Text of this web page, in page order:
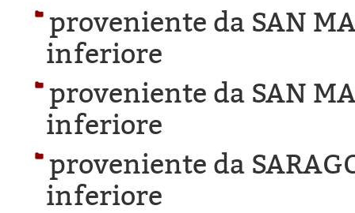
proveniente da SAN
inferiore
proveniente da SAN
inferiore
proveniente da
inferiore